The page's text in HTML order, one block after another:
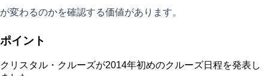
が変わるのかを確認する価値があります。
ポイント
クリスタル・クルーズが2014年初めのクルーズ日程を発表し